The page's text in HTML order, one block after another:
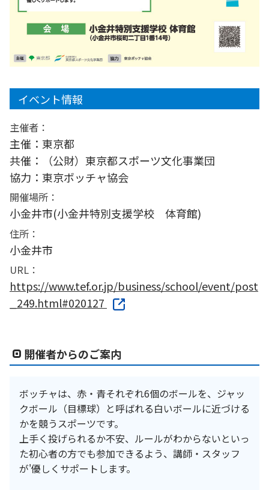
イベント情報
主催者：
主催：東京都
共催：（公財）東京都スポーツ文化事業団
協力：東京ボッチャ協会
開催場所：
小金井市(小金井特別支援学校 体育館)
住所：
小金井市
URL：
https://www.tef.or.jp/business/school/event/post
_249.html#020127
開催者からのご案内
ボッチャは、赤・青それぞれ6個のボールを、ジャッ
クボール（目標球）と呼ばれる白いボールに近づける
かを競うスポーツです。
上手く投げられるか不安、ルールがわからないといっ
た初心者の方でも参加できるよう、講師・スタッフ
が'優しくサポートします。